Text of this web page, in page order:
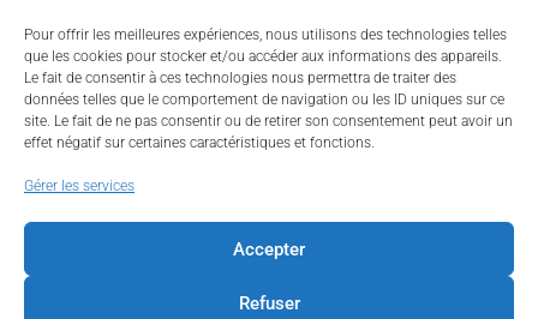
Pour offrir les meilleures expériences, nous utilisons des technologies telles
que les cookies pour stocker et/ou accéder aux informations des appareils.
Le fait de consentir à ces technologies nous permettra de traiter des
données telles que le comportement de navigation ou les ID uniques sur ce
site. Le fait de ne pas consentir ou de retirer son consentement peut avoir un
effet négatif sur certaines caractéristiques et fonctions.
Gérer les services
Accepter
Refuser